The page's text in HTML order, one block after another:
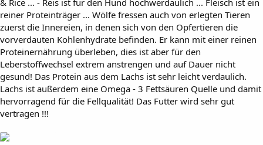
reiner Proteinträger ... Wölfe fressen auch von erlegten Tieren
zuerst die Innereien, in denen sich von den Opfertieren die
vorverdauten Kohlenhydrate befinden. Er kann mit einer reinen
Proteinernährung überleben, dies ist aber für den
Leberstoffwechsel extrem anstrengen und auf Dauer nicht
gesund! Das Protein aus dem Lachs ist sehr leicht verdaulich.
Lachs ist außerdem eine Omega - 3 Fettsäuren Quelle und damit
hervorragend für die Fellqualität! Das Futter wird sehr gut
vertragen !!!